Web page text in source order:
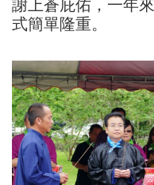
謝上蒼庇佑，一年
式簡單隆重。